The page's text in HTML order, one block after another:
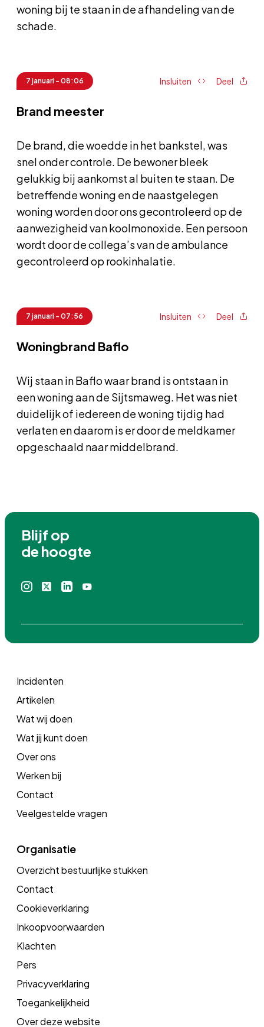
woning bij te staan in de afhandeling van de
schade.
7 januari - 08:06 Insluiten Deel
Brand meester
De brand, die woedde in het bankstel, was
snel onder controle. De bewoner bleek
gelukkig bij aankomst al buiten te staan. De
betreffende woning en de naastgelegen
woning worden door ons gecontroleerd op de
aanwezigheid van koolmonoxide. Een persoon
wordt door de collega’s van de ambulance
gecontroleerd op rookinhalatie.
7 januari - 07:56 Insluiten Deel
Woningbrand Baflo
Wij staan in Baflo waar brand is ontstaan in
een woning aan de Sijtsmaweg. Het was niet
duidelijk of iedereen de woning tijdig had
verlaten en daarom is er door de meldkamer
opgeschaald naar middelbrand.
Blijf op
de hoogte
InstagramLinkedin
Incidenten
Artikelen
Wat wij doen
Wat jij kunt doen
Over ons
Werken bij
Contact
Veelgestelde vragen
Organisatie
Overzicht bestuurlijke stukken
Contact
Cookieverklaring
Inkoopvoorwaarden
Klachten
Pers
Privacyverklaring
Toegankelijkheid
Over deze website